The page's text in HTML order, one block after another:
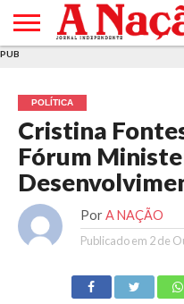
E DE
COOKIES
DE
UTILIZAÇÃO
PUB
POLÍTICA
Cristina
Fórum
Por A NAÇÃO
Publicado em 2 de